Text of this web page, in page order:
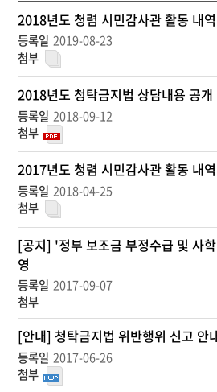
정
보
공
개
>
청
렴
정
보
공
개
>
반
부
패
·
청
렴
목
록
-
번
2018년도 청렴 시민감사관 활동 내
2019-08-23
2018년도 청탁금지법 상담내용 공개
2018-09-12
2017년도 청렴 시민감사관 활동 내
2018-04-25
[공지] '정부 보조금 부정수급 및 사
영
2017-09-07
[안내] 청탁금지법 위반행위 신고 안
2017-06-26